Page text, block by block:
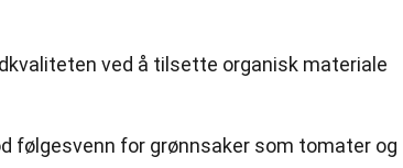
ved å tilsette organisk materiale
følgesvenn for grønnsaker som tomater og